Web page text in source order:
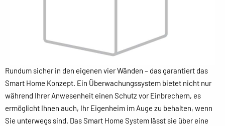
Rundum sicher in den eigenen vier Wänden – das garantiert das
Smart Home Konzept. Ein Überwachungssystem bietet nicht nur
während Ihrer Anwesenheit einen Schutz vor Einbrechern, es
ermöglicht Ihnen auch, Ihr Eigenheim im Auge zu behalten, wenn
Sie unterwegs sind. Das Smart Home System lässt sie über eine